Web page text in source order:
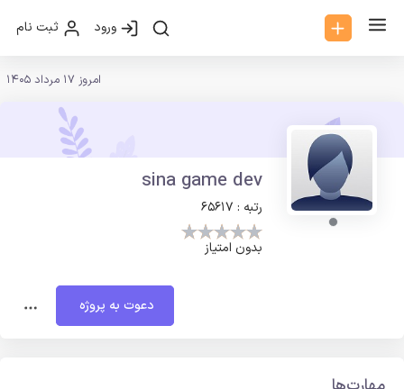
ورود ثبت نام
امروز 17 مرداد 1405
sina game dev
رتبه : 65617
بدون امتیاز
دعوت به پروژه